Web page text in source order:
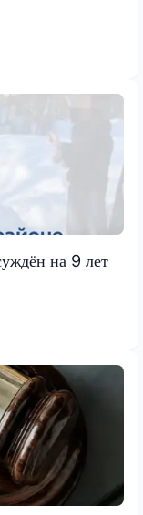
на 9 лет